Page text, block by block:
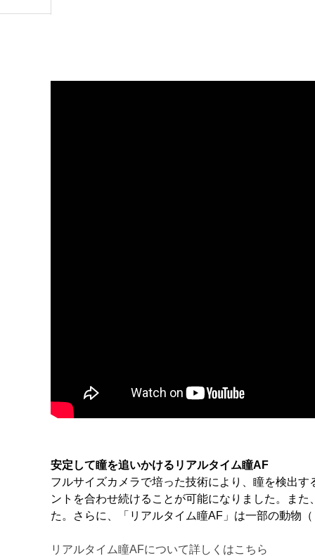
安定して瞳を追いかけるリアルタイム瞳AF
フルサイズカメラで培った技術により、瞳を検出
ントを合わせ続けることが可能になりました。ま
た。さらに、「リアルタイム瞳AF」は一部の動物
リアルタイム瞳AFについて詳しくはこちら